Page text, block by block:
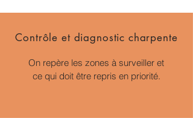
Contrôle et diagnostic charpente
On repère les zones à surveiller et
ce qui doit être repris en priorité.